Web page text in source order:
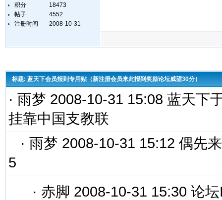
积分
18473
帖子
4552
注册时间
2008-10-31
标题: 蓝天下会员报到专用贴（新注册会员来此报到奖励论坛威望30分）
· 雨梦 2008-10-31 15:08 蓝天下
挂靠中国支教联
· 雨梦 2008-10-31 15:12 偶先
5
· 赤脚 2008-10-31 15:30 论